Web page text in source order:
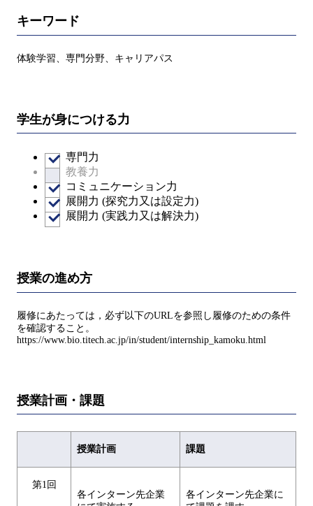
キーワード
体験学習、専門分野、キャリアパス
学生が身につける力
専門力
教養力
コミュニケーション力
展開力 (探究力又は設定力)
展開力 (実践力又は解決力)
授業の進め方
履修にあたっては，必ず以下のURLを参照し履修のための条件
を確認すること。
https://www.bio.titech.ac.jp/in/student/internship_kamoku.html
授業計画・課題
授業計画 課題
第1回
各インターン先企業
各インターン先企業に